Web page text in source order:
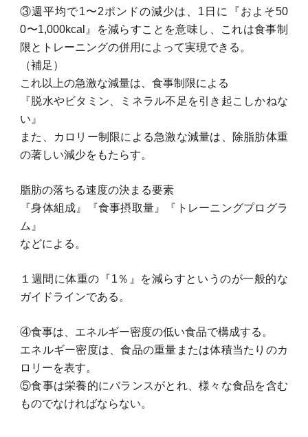
③週平均で1〜2ポンドの減少は、1日に『およそ50
0〜1,000kcal』を減らすことを意味し、これは食事制
限とトレーニングの併用によって実現できる。
（補足）
これ以上の急激な減量は、食事制限による
『脱水やビタミン、ミネラル不足を引き起こしかねな
い』
また、カロリー制限による急激な減量は、除脂肪体重
の著しい減少をもたらす。
脂肪の落ちる速度の決まる要素
『身体組成』『食事摂取量』『トレーニングプログラ
ム』
などによる。
１週間に体重の『1％』を減らすというのが一般的な
ガイドラインである。
④食事は、エネルギー密度の低い食品で構成する。
エネルギー密度は、食品の重量または体積当たりのカ
ロリーを表す。
⑤食事は栄養的にバランスがとれ、様々な食品を含む
ものでなければならない。